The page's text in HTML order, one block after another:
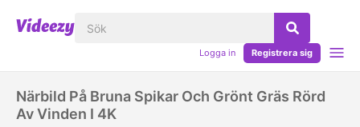
Logga in Registrera sig
Närbild På Bruna Spikar Och Grönt Gräs Rörd
Av Vinden I 4K